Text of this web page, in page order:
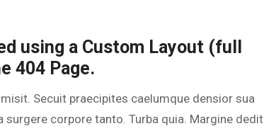
using a Custom Layout (full
404 Page.
Secuit praecipites caelumque densior sua
corpore tanto. Turba quia. Margine dedit